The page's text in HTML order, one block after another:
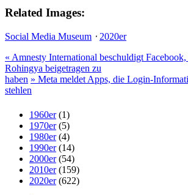
Related Images:
Social Media Museum ⋅ 2020er
« Amnesty International beschuldigt
Rohingya beigetragen zu
haben » Meta meldet Apps, die Login-
stehlen
1960er(1)
1970er(5)
1980er(4)
1990er(14)
2000er(54)
2010er(159)
2020er(622)